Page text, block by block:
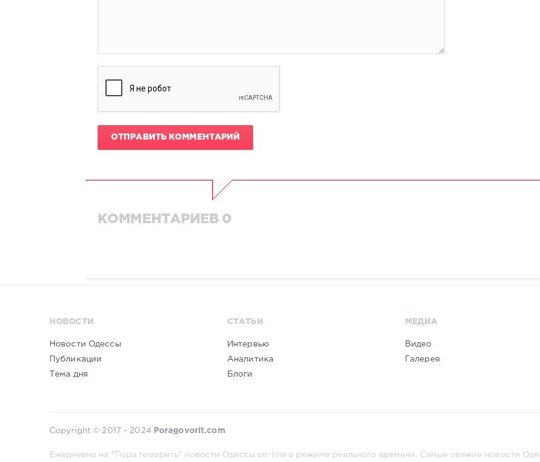
ОТПРАВИТЬ КОММЕНТАРИЙ
КОММЕНТАРИЕВ 0
НОВОСТИ
Новости Одессы
Публикации
Тема дня
СТАТЬИ
Интервью
Аналитика
Блоги
МЕДИА
Видео
Галерея
Copyright © 2017 - 2024 Poragovorit.com
Ежедневно на "Пора говорить" новости Одессы on-line в режиме реального времени. Самые свежие новости